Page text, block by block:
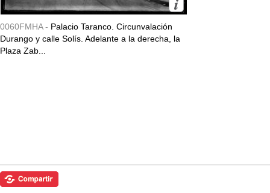
0060FMHA - Palacio Taranco. Circunvalación
Durango y calle Solís. Adelante a la derecha, la
Plaza Zab...